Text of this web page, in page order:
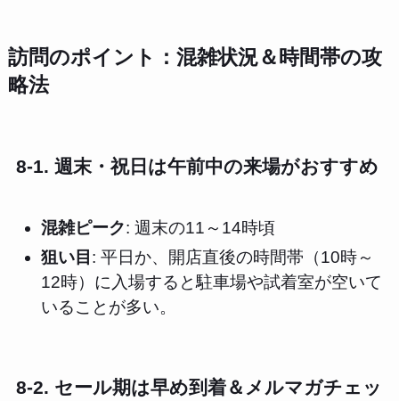
訪問のポイント：混雑状況＆時間帯の攻
略法
8-1. 週末・祝日は午前中の来場がおすすめ
混雑ピーク: 週末の11～14時頃
狙い目 : 平日か、開店直後の時間帯（10時～
12時）に入場すると駐車場や試着室が空いて
いることが多い。
8-2. セール期は早め到着＆メルマガチェッ